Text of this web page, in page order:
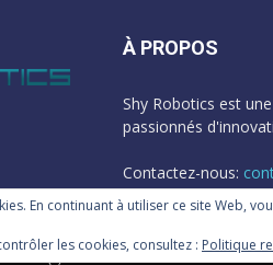
À PROPOS
Shy Robotics est
passionnés
Contactez-nous:
2025 (c)
En continuant à utiliser ce site Web,
les cookies, consultez : Politique